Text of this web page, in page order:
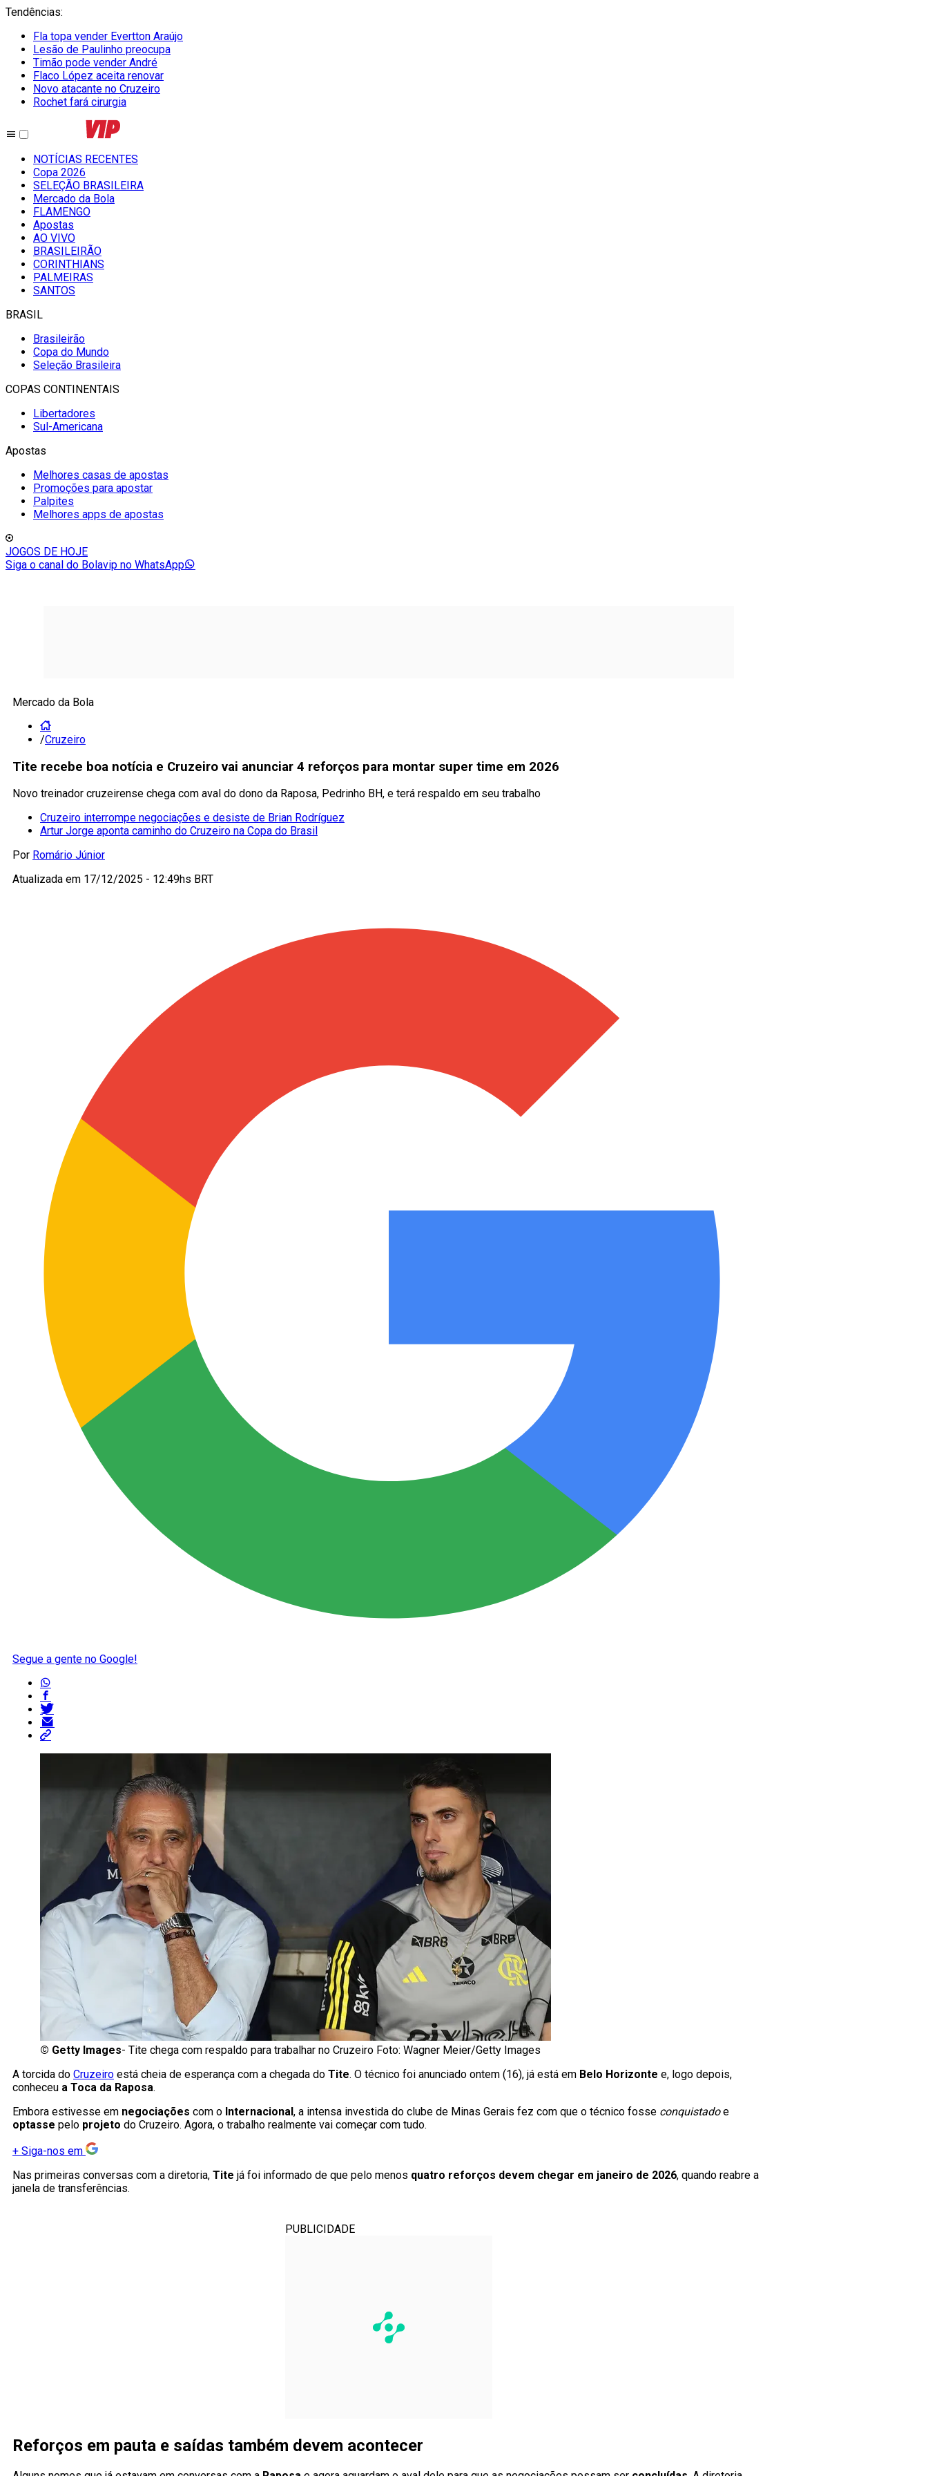
Tendências:
Fla topa vender Evertton Araújo
Lesão de Paulinho preocupa
Timão pode vender André
Flaco López aceita renovar
Novo atacante no Cruzeiro
Rochet fará cirurgia
NOTÍCIAS RECENTES
Copa 2026
SELEÇÃO BRASILEIRA
Mercado da Bola
FLAMENGO
Apostas
AO VIVO
BRASILEIRÃO
CORINTHIANS
PALMEIRAS
SANTOS
BRASIL
Brasileirão
Copa do Mundo
Seleção Brasileira
COPAS CONTINENTAIS
Libertadores
Sul-Americana
Apostas
Melhores casas de apostas
Promoções para apostar
Palpites
Melhores apps de apostas
JOGOS DE HOJE
Siga o canal do Bolavip no WhatsApp
Mercado da Bola
/Cruzeiro
Tite recebe boa notícia e Cruzeiro vai anunciar 4 reforços para montar super time em 2026
Novo treinador cruzeirense chega com aval do dono da Raposa, Pedrinho BH, e terá respaldo em seu trabalho
Cruzeiro interrompe negociações e desiste de Brian Rodríguez
Artur Jorge aponta caminho do Cruzeiro na Copa do Brasil
Por Romário Júnior
Atualizada em 17/12/2025 - 12:49hs BRT
Segue a gente no Google!
© Getty Images- Tite chega com respaldo para trabalhar no Cruzeiro Foto: Wagner Meier/Getty Images
A torcida do Cruzeiro está cheia de esperança com a chegada do Tite. O técnico foi anunciado ontem (16), já está em Belo Horizonte e, logo depois,
conheceu a Toca da Raposa.
Embora estivesse em negociações com o Internacional , a intensa investida do clube de Minas Gerais fez com que o técnico fosse conquistadoe
optasse pelo projeto do Cruzeiro. Agora, o trabalho realmente vai começar com tudo.
+ Siga-nos em
Nas primeiras conversas com a diretoria, Tite já foi informado de que pelo menos quatro reforços devem chegar em janeiro de 2026, quando reabre a
janela de transferências.
PUBLICIDADE
Reforços em pauta e saídas também devem acontecer